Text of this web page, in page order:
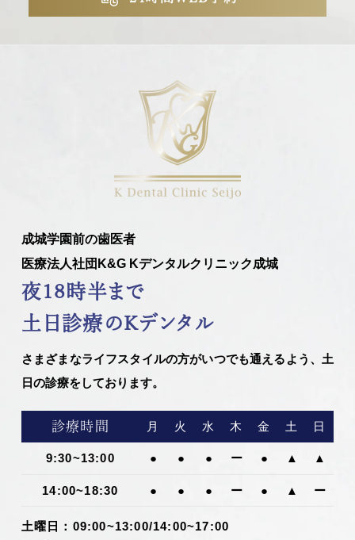
成城学園前の歯医者
医療法人社団K&G Kデンタルクリニック成城
夜18時半まで
土日診療のKデンタル
さまざまなライフスタイルの方がいつでも通えるよう、土
日の診療をしております。
診療時間 月 火 水 木 金 土 日
9:30~13:00 ● ● ● ー ● ▲ ▲
14:00~18:30 ● ● ● ー ● ▲ ー
土曜日：09:00~13:00/14:00~17:00